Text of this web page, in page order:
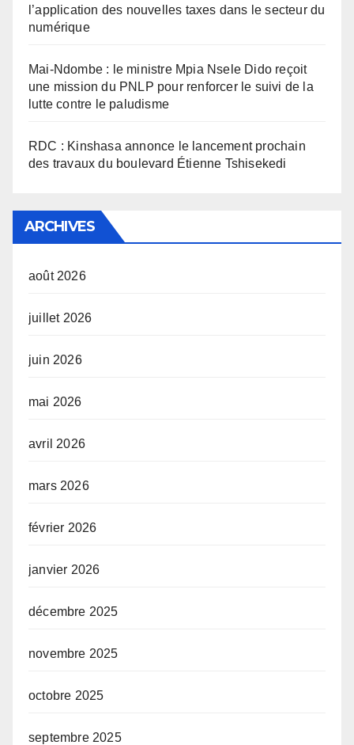
l’application des nouvelles taxes dans le secteur du
numérique
Mai-Ndombe : le ministre Mpia Nsele Dido reçoit
une mission du PNLP pour renforcer le suivi de la
lutte contre le paludisme
RDC : Kinshasa annonce le lancement prochain
des travaux du boulevard Étienne Tshisekedi
ARCHIVES
août 2026
juillet 2026
juin 2026
mai 2026
avril 2026
mars 2026
février 2026
janvier 2026
décembre 2025
novembre 2025
octobre 2025
septembre 2025